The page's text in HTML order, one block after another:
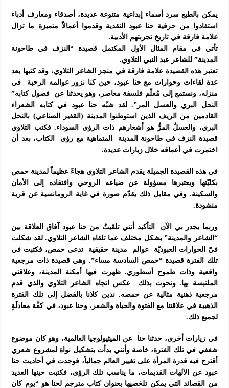
يمكن بالطبع سرد أسماء إبداعية متنوعة عديدة، أصدقاء ومعارف أدباء
استفادوا من حرفية حنا عبود النقدية وقدموا أعمالاً متميزة ما تزال
علامة فارقة في تاريخ تجربتهم الأدبية.
تأتي في مقام المثال الأول المكتمل قصيدة “النزف في طاحونة
المدينة” للشاعر عبد النبي التلاوي.
تعتبر هذه القصيدة علامة فارقة في منجز الشاعر التلاوي، وقد كتبها بعد
عدة لقاءات وحوارات مع حنا عبود، حين كنا نزور عوالمه الرحبة في
منزله، ونستمع إلى مُعلّم فلسفة معاصر، وهو يحدثنا عن فصول كتابه”
النحل البري والعسل المر”. لقد شبّه حنا عبود في كتابه الشعراء
القادمين من الريف الذين استوطنوا المدينة (القفير الصناعي) بالنحل
البري، والعسلُ المرُّ هو أشعارهم ذات الرؤى السوداء. فكتب التلاوي
قصيدة النزف في طاحونة المدينة المتماهية مع رؤى الكتاب، بعد أن
اختمرت في أعماقه خلال زيارات عديدة.
في هذه القصيدة الجميلة يقدم الشاعر التلاوي هجاءً عظيماً لمدينة حمص
بكليّتها ويعتبرها مسؤولة عن ضياعه الروحي وافتقاده إلى الأمان
والسكينة. وفي مقابل ذلك يقدّم صورة في غاية الرومانسية عن قرية
منشودة.
وربما يجدر بي الآن التأكيد أنني تلقيتُ من حنا عبود آفاق العلاقة بين
“الشاعر والمدينة” بشكل مختلف عما تلقاه الشاعر التلاوي. لقد شكلت
فيّ الحوارات العبوديّة عوالم مدينة حقيقية تدعى حمص، فكتبت في
تلك الفترة قصيدة “حمص السادسة مساء”. وهي قصيدة ذات مرجعية
واقعية وذات طموح أسطوري. ظهرت فيها أمكنة المدينة، وعلاقتي
الملتبسة بها. ونحوت بذلك عكس اتجاه الشاعر التلاوي والذي قدم
مرجعية ذهنية مثالية عن حمصه. ندين كلانا بالفضل إلى تلك الفترة
الذهبية في علاقتنا مع الفتوة والحياة والشعر، وحنا عبود، في كفَّة معادلَةٍ
لجميع ذلك.
في زيارات أخرى، حدثنا حنا عن الميثيولوجيا العالمية، وهو كان موضوع
شغفي في تلك الفترة، خاصة وأنني بدأت بتشكيل نواة لمشروع شعري
أقترح فيه قدرة المرأة على تغيير العالم جمالياً، فوجدت في أحاديث حنا
عبود عن الآلهات القديمات، ما يناسب تلك الرؤى، فكتبت حينها العديد
من القصائد التي يمكن تلخصيها بعنوان كتاب مترجم لحنا هو “يوم كان